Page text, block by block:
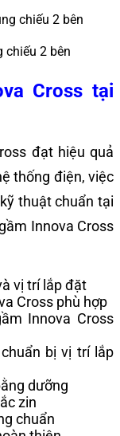
chiếu 2 bên
Cross tại
đạt hiệu quả
thống điện, việc
thuật chuẩn tại
Innova Cross
vị trí lắp đặt
Cross phù hợp
Innova Cross
bị vị trí lắp
dưỡng
zin
chuẩn